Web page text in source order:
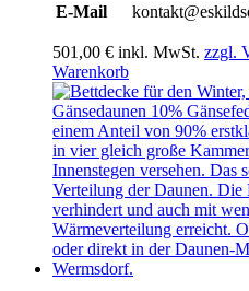
E-Mail
501,00 € inkl. MwSt. zzgl.
Warenkorb